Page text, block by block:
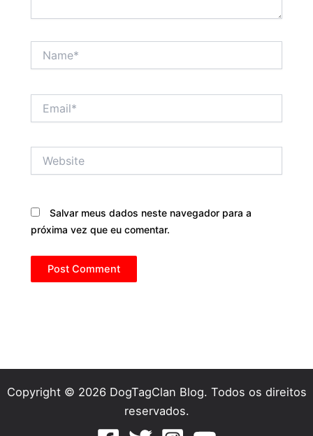
Salvar meus dados neste navegador para a
próxima vez que eu comentar.
Copyright © 2026 DogTagClan Blog. Todos os direitos
reservados.